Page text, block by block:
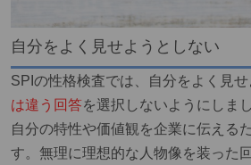
自分をよく見せようとしない
SPIの性格検査では、自分をよく見せ
は違う回答を選択しないようにしま
自分の特性や価値観を企業に伝える
す。無理に理想的な人物像を装った